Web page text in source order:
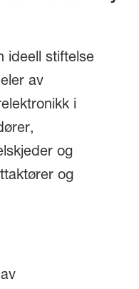
ideell stiftelse
av
i
og
og